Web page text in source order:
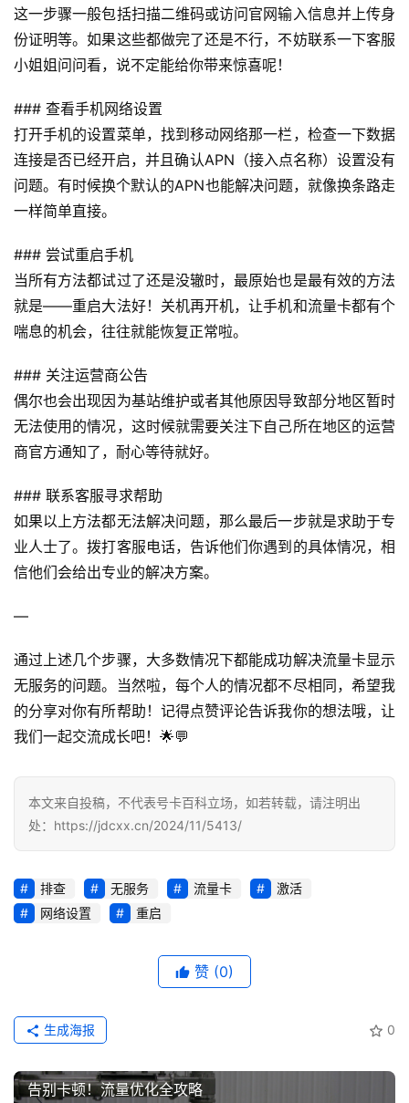
首
页
卡
百
科
诈
知
识
业
资
讯
流
推
荐
号
码
增
业
务
登录
投稿
这一步骤一般包括扫描二维码或访问官网输入信息并上传身
份证明等。如果这些都做完了还是不行，不妨联系一下客服
小姐姐问问看，说不定能给你带来惊喜呢！
### 查看手机网络设置
打开手机的设置菜单，找到移动网络那一栏，检查一下数据
连接是否已经开启，并且确认APN（接入点名称）设置没有
问题。有时候换个默认的APN也能解决问题，就像换条路走
一样简单直接。
### 尝试重启手机
当所有方法都试过了还是没辙时，最原始也是最有效的方法
就是——重启大法好！关机再开机，让手机和流量卡都有个
喘息的机会，往往就能恢复正常啦。
### 关注运营商公告
偶尔也会出现因为基站维护或者其他原因导致部分地区暂时
无法使用的情况，这时候就需要关注下自己所在地区的运营
商官方通知了，耐心等待就好。
### 联系客服寻求帮助
如果以上方法都无法解决问题，那么最后一步就是求助于专
业人士了。拨打客服电话，告诉他们你遇到的具体情况，相
信他们会给出专业的解决方案。
—
通过上述几个步骤，大多数情况下都能成功解决流量卡显示
无服务的问题。当然啦，每个人的情况都不尽相同，希望我
的分享对你有所帮助！记得点赞评论告诉我你的想法哦，让
我们一起交流成长吧！🌟💬
本文来自投稿，不代表号卡百科立场，如若转载，请注明出
处：https://jdcxx.cn/2024/11/5413/
排查 无服务 流量卡
激活
网络设置
重启
赞 (0)
0
生成海报
告别卡顿！流量优化全攻略